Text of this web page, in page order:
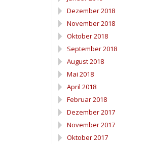
Dezember 2018
November 2018
Oktober 2018
September 2018
August 2018
Mai 2018
April 2018
Februar 2018
Dezember 2017
November 2017
Oktober 2017